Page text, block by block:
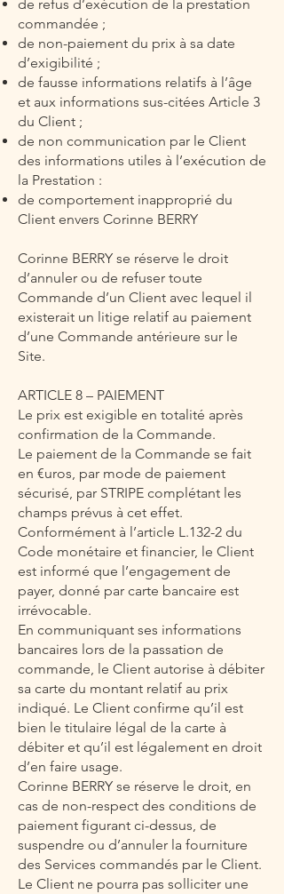
de refus d’exécution de la prestation
commandée ;
de non-paiement du prix à sa date
d’exigibilité ;
de fausse informations relatifs à l’âge
et aux informations sus-citées Article 3
du Client ;
de non communication par le Client
des informations utiles à l’exécution de
la Prestation :
de comportement inapproprié du
Client envers Corinne BERRY
Corinne BERRY se réserve le droit
d’annuler ou de refuser toute
Commande d’un Client avec lequel il
existerait un litige relatif au paiement
d’une Commande antérieure sur le
Site.
ARTICLE 8 – PAIEMENT
Le prix est exigible en totalité après
confirmation de la Commande.
Le paiement de la Commande se fait
en €uros, par mode de paiement
sécurisé, par STRIPE complétant les
champs prévus à cet effet.
Conformément à l’article L.132-2 du
Code monétaire et financier, le Client
est informé que l’engagement de
payer, donné par carte bancaire est
irrévocable.
En communiquant ses informations
bancaires lors de la passation de
commande, le Client autorise à débiter
sa carte du montant relatif au prix
indiqué. Le Client confirme qu’il est
bien le titulaire légal de la carte à
débiter et qu’il est légalement en droit
d’en faire usage.
Corinne BERRY se réserve le droit, en
cas de non-respect des conditions de
paiement figurant ci-dessus, de
suspendre ou d’annuler la fourniture
des Services commandés par le Client.
Le Client ne pourra pas solliciter une